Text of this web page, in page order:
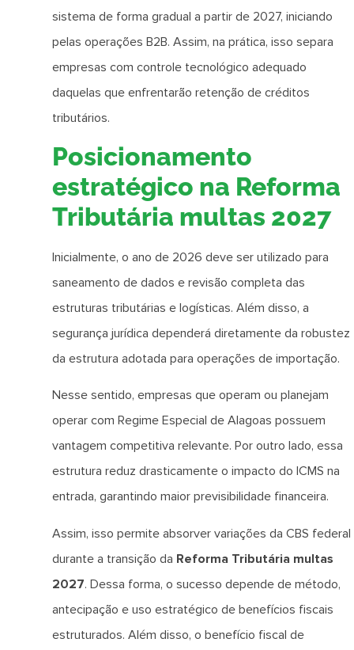
sistema de forma gradual a partir de 2027, iniciando
pelas operações B2B. Assim, na prática, isso separa
empresas com controle tecnológico adequado
daquelas que enfrentarão retenção de créditos
tributários.
Posicionamento
estratégico na Reforma
Tributária multas 2027
Inicialmente, o ano de 2026 deve ser utilizado para
saneamento de dados e revisão completa das
estruturas tributárias e logísticas. Além disso, a
segurança jurídica dependerá diretamente da robustez
da estrutura adotada para operações de importação.
Nesse sentido, empresas que operam ou planejam
operar com Regime Especial de Alagoas possuem
vantagem competitiva relevante. Por outro lado, essa
estrutura reduz drasticamente o impacto do ICMS na
entrada, garantindo maior previsibilidade financeira.
Assim, isso permite absorver variações da CBS federal
durante a transição da Reforma Tributária multas
2027. Dessa forma, o sucesso depende de método,
antecipação e uso estratégico de benefícios fiscais
estruturados. Além disso, o benefício fiscal de